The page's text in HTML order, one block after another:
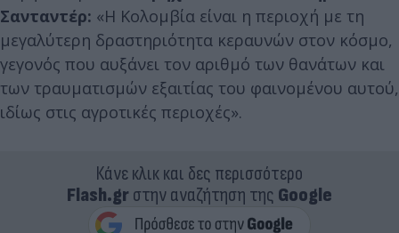
Σανταντέρ: «Η Κολομβία είναι η περιοχή με τη
μεγαλύτερη δραστηριότητα κεραυνών στον κόσμο,
γεγονός που αυξάνει τον αριθμό των θανάτων και
των τραυματισμών εξαιτίας του φαινομένου αυτού,
ιδίως στις αγροτικές περιοχές».
Κάνε κλικ και δες περισσότερο
Flash.grστην αναζήτηση της Google